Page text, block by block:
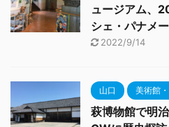
ュージアム、
シェ・パナメ
2022/9/14
山口 美術館
萩博物館で明